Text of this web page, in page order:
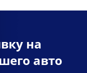
на
авто